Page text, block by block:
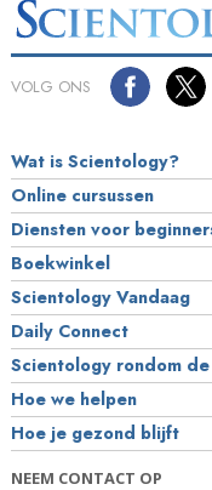
VOLG ONS
Wat is Scientology?
Online cursussen
Diensten voor
Boekwinkel
Scientology Vandaag
Daily Connect
Scientology rondom
Hoe we helpen
Hoe je gezond blijft
NEEM CONTACT OP